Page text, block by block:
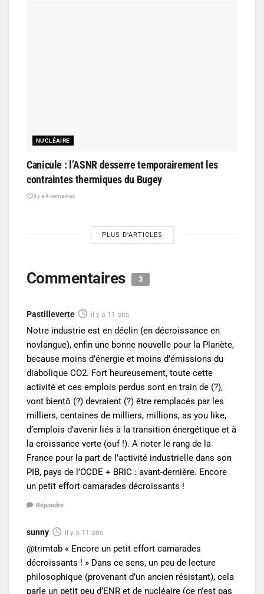
NUCLÉAIRE
Canicule : l’ASNR desserre temporairement les
contraintes thermiques du Bugey
il y a 4 semaines
PLUS D'ARTICLES
Commentaires 3
Pastilleverte il y a 11 ans
Notre industrie est en déclin (en décroissance en
novlangue), enfin une bonne nouvelle pour la Planète,
because moins d’énergie et moins d’émissions du
diabolique CO2. Fort heureusement, toute cette
activité et ces emplois perdus sont en train de (?),
vont bientô (?) devraient (?) être remplacés par les
milliers, centaines de milliers, millions, as you like,
d’emplois d’avenir liés à la transition énergétique et à
la croissance verte (ouf !). A noter le rang de la
France pour la part de l’activité industrielle dans son
PIB, pays de l’OCDE + BRIC : avant-dernière. Encore
un petit effort camarades décroissants !
Répondre
sunny il y a 11 ans
@trimtab « Encore un petit effort camarades
décroissants ! » Dans ce sens, un peu de lecture
philosophique (provenant d’un ancien résistant), cela
parle un petit peu d’ENR et de nucléaire (ce n’est pas